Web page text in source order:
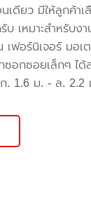
เดียว มีให้ลูกค้า
เหมาะสำหรับง
ฟอร์นิเจอร์ มอเ
ซอกซอยเล็กๆ ได้
. 1.6 ม. - ล. 2.2